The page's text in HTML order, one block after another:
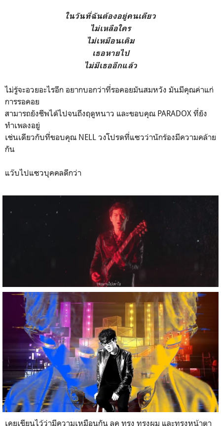
ในวันที่ฉันต้องอยู่คนเดียว
ไม่เหลือใคร
ไม่เหมือนเดิม
เธอหายไป
ไม่มีเธออีกแล้ว
ไม่รู้จะอวยอะไรอีก อยากบอกว่าที่รอคอยมันสมหวัง มันมีคุณค่าแก่
การรอคอย
สามารถยังชีพได้ไปจนถึงฤดูหนาว และขอบคุณ PARADOX ที่ยัง
ทำเพลงอยู่
เช่นเดียวกับที่ขอบคุณ NELL วงโปรดที่แซวว่านักร้องมีความคล้าย
กัน
แว๊บไปแซวบุคคลดีกว่า
เคยเขียนไว้ว่ามีความเหมือนกัน ลุค ทรง ทรงผม และทรงหน้าตา